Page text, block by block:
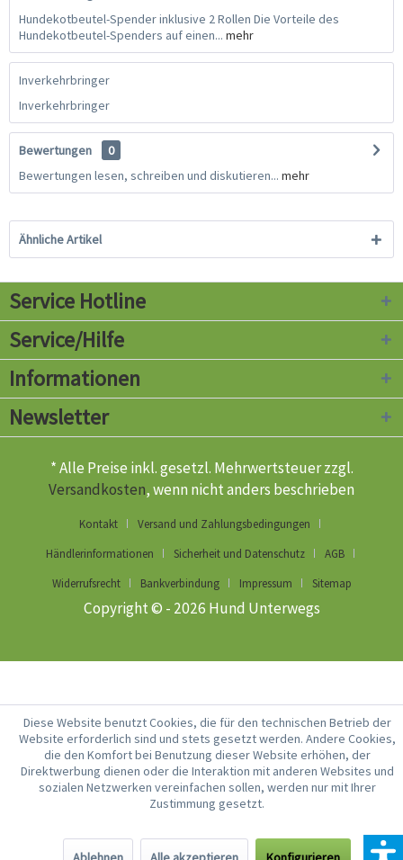
Hundekotbeutel-Spender inklusive 2 Rollen Die Vorteile des
Hundekotbeutel-Spenders auf einen... mehr
Inverkehrbringer
Inverkehrbringer
Bewertungen
0
Bewertungen lesen, schreiben und diskutieren... mehr
Ähnliche Artikel
Service Hotline
Service/Hilfe
Informationen
Newsletter
* Alle Preise inkl. gesetzl. Mehrwertsteuer zzgl.
Versandkosten, wenn nicht anders beschrieben
Kontakt
Versand und Zahlungsbedingungen
Händlerinformationen
Sicherheit und Datenschutz
AGB
Widerrufsrecht
Bankverbindung Impressum Sitemap
Copyright © - 2026 Hund Unterwegs
Diese Website benutzt Cookies, die für den technischen Betrieb der
Website erforderlich sind und stets gesetzt werden. Andere Cookies,
die den Komfort bei Benutzung dieser Website erhöhen, der
Direktwerbung dienen oder die Interaktion mit anderen Websites und
sozialen Netzwerken vereinfachen sollen, werden nur mit Ihrer
Zustimmung gesetzt.